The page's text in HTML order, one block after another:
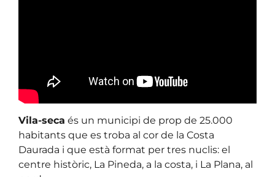
Vila-seca és un municipi de prop de 25.000
habitants que es troba al cor de la Costa
Daurada i que està format per tres nuclis: el
centre històric, La Pineda, a la costa, i La Plana, al